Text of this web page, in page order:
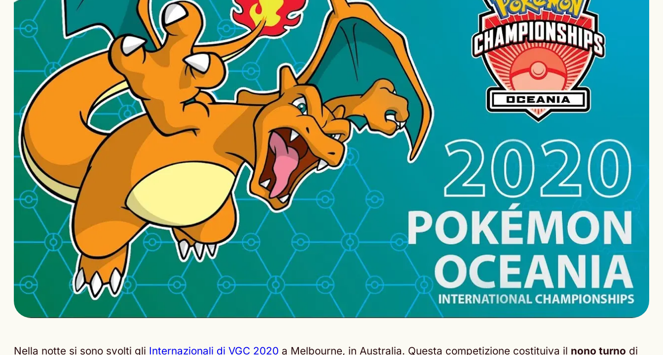
Nella notte si sono svolti gli Internazionali di VGC 2020 a Melbourne, in Australia. Questa competizione costituiva il nono turno di